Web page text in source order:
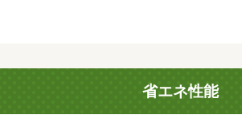
円/鍵交換料 13200円/家財保険 9000円
省エネ性能